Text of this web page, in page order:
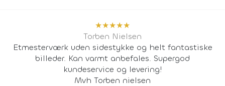
★★★★★
Torben Nielsen
Etmesterværk uden sidestykke og helt fantastiske
billeder. Kan varmt anbefales. Supergod
kundeservice og levering!
Mvh Torben nielsen